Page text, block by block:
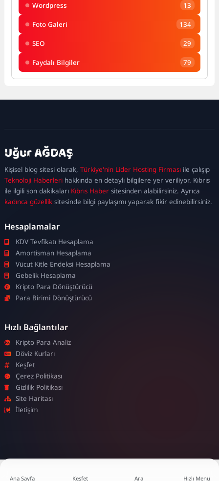
Wordpress 13
Foto Galeri 134
SEO 29
Faydalı Bilgiler 79
Kişisel blog sitesi olarak,Türkiye'nin Lider Hosting Firması ile çalışıp
Teknoloji Haberleri hakkında en detaylı bilgilere yer veriliyor. Kıbrıs
ile ilgili son dakikaları Kıbrıs Haber sitesinden alabilirsiniz. Ayrıca
kadınca güzellik sitesinde bilgi paylaşımı yaparak fikir edinebilirsiniz.
kadıköy
escortmaltepe
escortataşehir
escortümraniye
escort
Hesaplamalar
KDV Tevfikatı Hesaplama
Amortisman Hesaplama
Vücut Kitle Endeksi Hesaplama
Gebelik Hesaplama
Kripto Para Dönüştürücü
Para Birimi Dönüştürücü
Hızlı Bağlantılar
Kripto Para Analiz
Döviz Kurları
Keşfet
Çerez Politikası
Gizlilik Politikası
Site Haritası
İletişim
Ana Sayfa Keşfet Ara Hızlı Menü